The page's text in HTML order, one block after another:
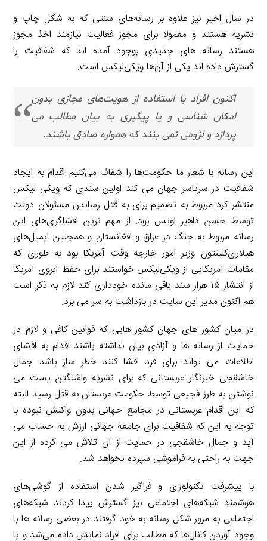
در سال اخیر نیز علاوه بر رسانه‌های سنتی که به شکل چاپ و
نشریه هستند و معمولا برای مجوز فعالیت نیازمند اخذ مجوز
هستند رسانه های جدیدی بوجود آمده اند که شفافیت را
گسترش داده اند یکی از آن‌ها ویکی‌لیکس است.
اکنون افراد با استفاده از هویت‌های مجازی بدون
امکان شناسی و یا پیگیری به بیان مطالب می
پردازد و لزومی نمی بنند که همواره صادق باشند.
این رسانه با شعار ما حکومت‌ها را شفاف می‌کنیم اقدام به ایجاد
شفافیت در سرتاسر جهان می کند اولین سندی که ویکی لیکس
منتشر کرد مربوط به تصمیم برای به قتل رساندن مسئولان دولت
توسط حسن داهیر اویس بود. از مهم ترین افشاگری‌های این
رسانه مربوط به جنگ در عراق و افغانستان و همچنین ایمیل‌های
هیلاری‌کلینتون وزیر امور خارجه وقت آمریکا بود به طوری که
مقامات آمریکایی از ویکی‌لیکس خواستند برای حفظ آبروی آمریکا
از انتشار ۱۵ هزار سند باقی مانده خودداری کند لازم به ذکر است
هم اکنون مدیر این سایت در بازداشت به سر می برد.
در میان کشور های جهان کشور هایی که قوانین کافی و لازم در
حمایت از رسانه ها و آزادی بیان نداشته باشند اقدام به افشای
اطلاعات می تواند برای فرد افشا کنند خطر ساز باشد جمال
خاشقجی خبرنگار عربستانی که برای نشریه واشنگتن پست می
نوشتن به طرز فجیعی توسط حکومت عربستان به قتل رسید البته
که این اقدام عربستانی در مجامع جهانی بدون واکنش نبوده با
توجه به این که شفافیت برای جامعه جهانی ارزش به حساب می
آید و جمال خاشقجی در حمایت از آن تلاش می کرده از این
جهت به راحتی به فراموشی سپرده نخواهد شد.
با پیشرفت تکنولوژی و فراگیر شدن استفاده از گوشی‌های
هوشمند شبکه‌های اجتماعی نیز گسترش پیدا کردند شبکه‌های
اجتماعی به مرور شکل رسانه به خود گرفتند در بعضی رسانه ها با
وجود آوردن کانال‌ها که مطالب برای افراد نمایش داده می‌شد و یا